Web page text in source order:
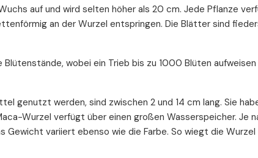
auf und wird selten höher als 20 cm. Jede Pflanze
an der Wurzel entspringen. Die Blätter sind
wobei ein Trieb bis zu 1000 Blüten aufweisen
genutzt werden, sind zwischen 2 und 14 cm lang. Sie
Wurzel verfügt über einen großen Wasserspeicher. Je
Gewicht variiert ebenso wie die Farbe. So wiegt die